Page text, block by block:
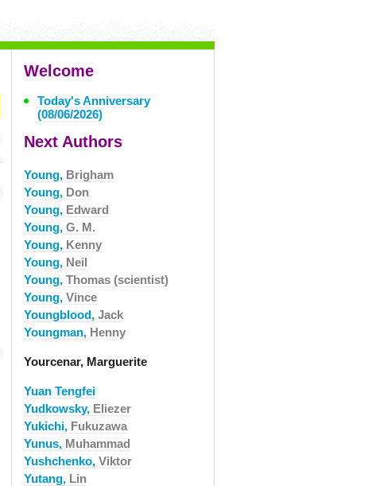
Welcome
Today's Anniversary
(08/06/2026)
Next Authors
Young, Brigham
Young, Don
Young, Edward
Young, G. M.
Young, Kenny
Young, Neil
Young, Thomas (scientist)
Young, Vince
Youngblood, Jack
Youngman, Henny
Yourcenar, Marguerite
Yuan Tengfei
Yudkowsky, Eliezer
Yukichi, Fukuzawa
Yunus, Muhammad
Yushchenko, Viktor
Yutang, Lin